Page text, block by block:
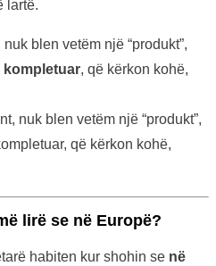
lartë.
blen vetëm një “produkt”,
kompletuar, që kërkon kohë,
lirë se në Europë?
habiten kur shohin se në